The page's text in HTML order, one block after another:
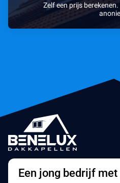
Zelf een prijs
Een jong bedrijf